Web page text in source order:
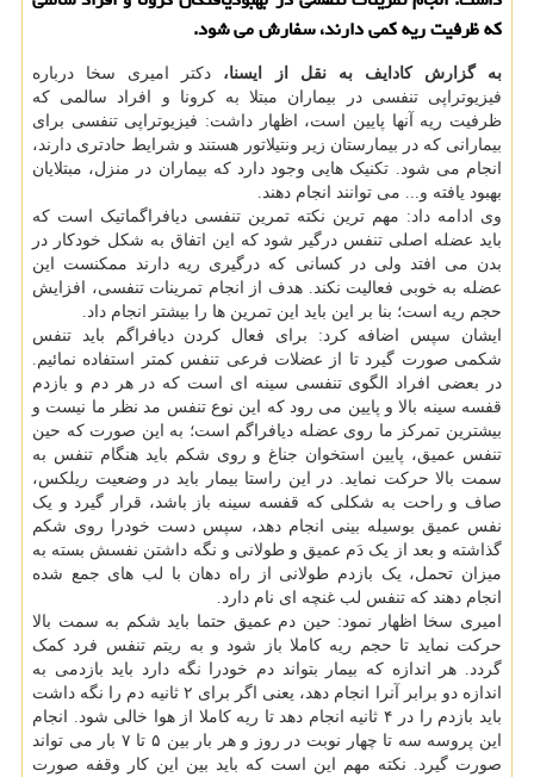
كه ظرفیت ریه كمی دارند، سفارش می شود.
به گزارش کادایف به نقل از ایسنا، دکتر امیری سخا درباره
فیزیوتراپی تنفسی در بیماران مبتلا به کرونا و افراد سالمی که
ظرفیت ریه آنها پایین است، اظهار داشت: فیزیوتراپی تنفسی برای
بیمارانی که در بیمارستان زیر ونتیلاتور هستند و شرایط حادتری دارند،
انجام می شود. تکنیک هایی وجود دارد که بیماران در منزل، مبتلایان
بهبود یافته و... می توانند انجام دهند.
وی ادامه داد: مهم ترین نکته تمرین تنفسی دیافراگماتیک است که
باید عضله اصلی تنفس درگیر شود که این اتفاق به شکل خودکار در
بدن می افتد ولی در کسانی که درگیری ریه دارند ممکنست این
عضله به خوبی فعالیت نکند. هدف از انجام تمرینات تنفسی، افزایش
حجم ریه است؛ بنا بر این باید این تمرین ها را بیشتر انجام داد.
ایشان سپس اضافه کرد: برای فعال کردن دیافراگم باید تنفس
شکمی صورت گیرد تا از عضلات فرعی تنفس کمتر استفاده نمائیم.
در بعضی افراد الگوی تنفسی سینه ای است که در هر دم و بازدم
قفسه سینه بالا و پایین می رود که این نوع تنفس مد نظر ما نیست و
بیشترین تمرکز ما روی عضله دیافراگم است؛ به این صورت که حین
تنفس عمیق، پایین استخوان جناغ و روی شکم باید هنگام تنفس به
سمت بالا حرکت نماید. در این راستا بیمار باید در وضعیت ریلکس،
صاف و راحت به شکلی که قفسه سینه باز باشد، قرار گیرد و یک
نفس عمیق بوسیله بینی انجام دهد، سپس دست خودرا روی شکم
گذاشته و بعد از یک دَم عمیق و طولانی و نگه داشتن نفسش بسته به
میزان تحمل، یک بازدم طولانی از راه دهان با لب های جمع شده
انجام دهند که تنفس لب غنچه ای نام دارد.
امیری سخا اظهار نمود: حین دم عمیق حتما باید شکم به سمت بالا
حرکت نماید تا حجم ریه کاملا باز شود و به ریتم تنفس فرد کمک
گردد. هر اندازه که بیمار بتواند دم خودرا نگه دارد باید بازدمی به
اندازه دو برابر آنرا انجام دهد، یعنی اگر برای ۲ ثانیه دم را نگه داشت
باید بازدم را در ۴ ثانیه انجام دهد تا ریه کاملا از هوا خالی شود. انجام
این پروسه سه تا چهار نوبت در روز و هر بار بین ۵ تا ۷ بار می تواند
صورت گیرد. نکته مهم این است که باید بین این کار وقفه صورت